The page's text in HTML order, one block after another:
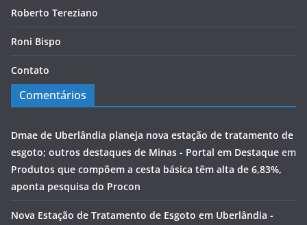
Roberto Tereziano
Roni Bispo
Contato
Comentários
Dmae de Uberlândia planeja nova estação de tratamento de
esgoto; outros destaques de Minas - Portal em Destaque em
Produtos que compõem a cesta básica têm alta de 6,83%,
aponta pesquisa do Procon
Nova Estação de Tratamento de Esgoto em Uberlândia -